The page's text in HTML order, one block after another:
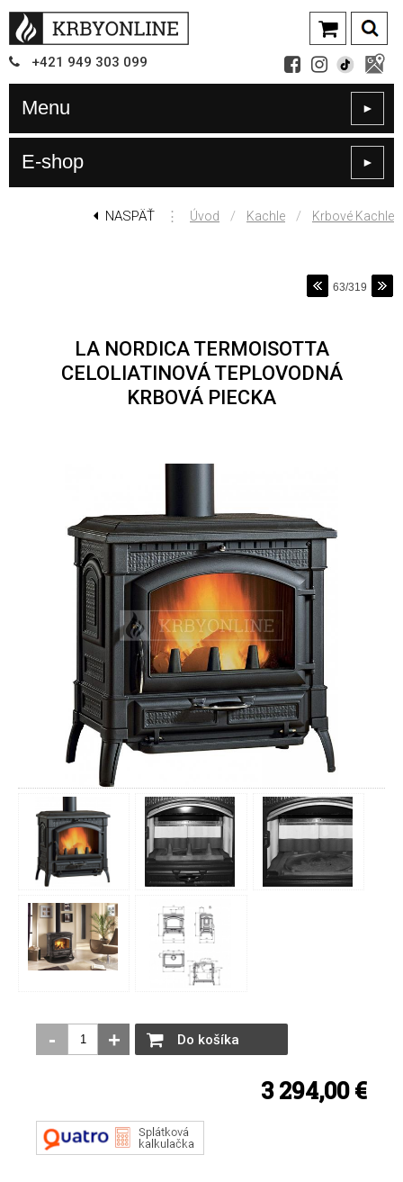
+421 949 303 099
Menu ►
E-shop ►
NASPÄŤ ⋮ Úvod / Kachle / Krbové Kachle
63/319
LA NORDICA TERMOISOTTA
CELOLIATINOVÁ TEPLOVODNÁ
KRBOVÁ PIECKA
- + Do košíka
3 294,00 €